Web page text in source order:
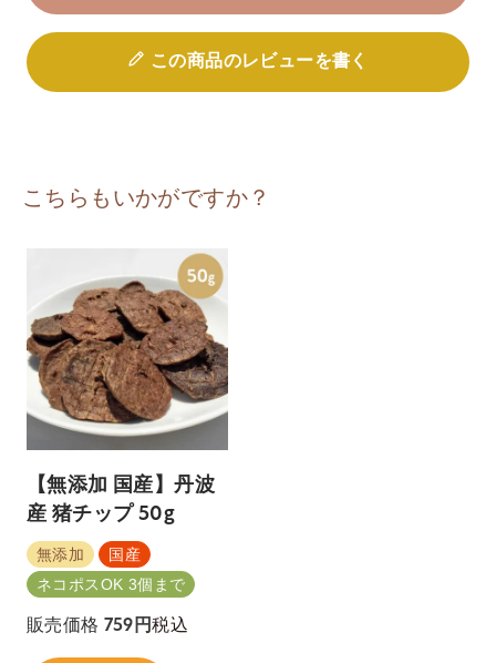
この商品のレビューを書く
こちらもいかがですか？
【無添加 国産】丹波
産 猪チップ 50g
無添加
国産
ネコポスOK 3個まで
販売価格 759 税込